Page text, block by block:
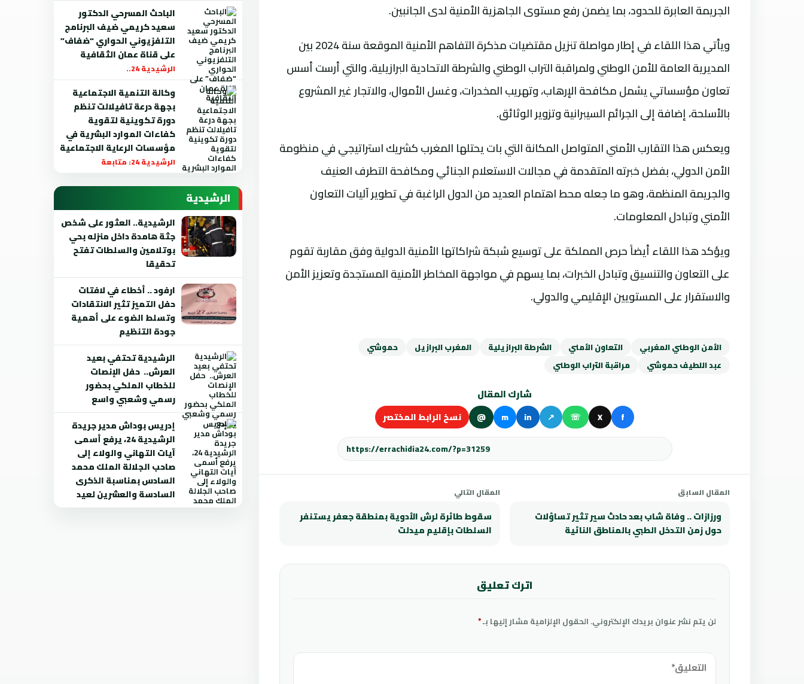
الجريمة العابرة للحدود، بما يضمن رفع مستوى الجاهزية الأمنية لدى الجانبين.
ويأتي هذا اللقاء في إطار مواصلة تنزيل مقتضيات مذكرة التفاهم الأمنية الموقعة سنة 2024 بين
المديرية العامة للأمن الوطني ولمراقبة التراب الوطني والشرطة الاتحادية البرازيلية، والتي أرست أسس
تعاون مؤسساتي يشمل مكافحة الإرهاب، وتهريب المخدرات، وغسل الأموال، والاتجار غير المشروع
بالأسلحة، إضافة إلى الجرائم السيبرانية وتزوير الوثائق.
ويعكس هذا التقارب الأمني المتواصل المكانة التي بات يحتلها المغرب كشريك استراتيجي في منظومة
الأمن الدولي، بفضل خبرته المتقدمة في مجالات الاستعلام الجنائي ومكافحة التطرف العنيف
والجريمة المنظمة، وهو ما جعله محط اهتمام العديد من الدول الراغبة في تطوير آليات التعاون
الأمني وتبادل المعلومات.
ويؤكد هذا اللقاء أيضاً حرص المملكة على توسيع شبكة شراكاتها الأمنية الدولية وفق مقاربة تقوم
على التعاون والتنسيق وتبادل الخبرات، بما يسهم في مواجهة المخاطر الأمنية المستجدة وتعزيز الأمن
والاستقرار على المستويين الإقليمي والدولي.
الأمن الوطني المغربي التعاون الأمني الشرطة البرازيلية المغرب البرازيل
حموشي
عبد اللطيف حموشي
مراقبة التراب الوطني
شارك المقال
f
X
☏
↗
in
m
@ نسخ الرابط المختصر
المقال السابق
ورزازات .. وفاة شاب بعد حادث سير تثير تساؤلات
حول زمن التدخل الطبي بالمناطق النائية
المقال التالي
سقوط طائرة لرش الأدوية بمنطقة جعفر يستنفر
السلطات بإقليم ميدلت
اترك تعليق
لن يتم نشر عنوان بريدك الإلكتروني. الحقول الإلزامية مشار إليها بـ*
الباحث المسرحي الدكتور
سعيد كريمي ضيف البرنامج
التلفزيوني الحواري “ضفاف”
على قناة عمان الثقافية
الرشيدية 24..
وكالة التنمية الاجتماعية
بجهة درعة تافيلالت تنظم
دورة تكوينية لتقوية
كفاءات الموارد البشرية في
مؤسسات الرعاية الاجتماعية
الرشيدية 24: متابعة
الرشيدية
الرشيدية.. العثور على شخص
جثة هامدة داخل منزله بحي
بوتلامين والسلطات تفتح
تحقيقا
ارفود .. أخطاء في لافتات
حفل التميز تثير الانتقادات
وتسلط الضوء على أهمية
جودة التنظيم
الرشيدية تحتفي بعيد
العرش.. حفل الإنصات
للخطاب الملكي بحضور
رسمي وشعبي واسع
إدريس بوداش مدير جريدة
الرشيدية 24، يرفع أسمى
آيات التهاني والولاء إلى
صاحب الجلالة الملك محمد
السادس بمناسبة الذكرى
السادسة والعشرين لعيد